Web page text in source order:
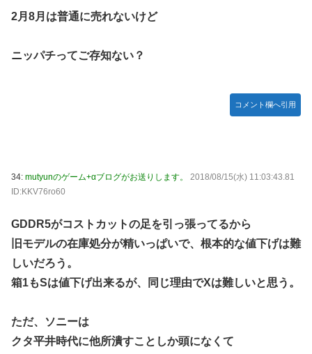
2月8月は普通に売れないけど
ニッパチってご存知ない？
コメント欄へ引用
34: mutyunのゲーム+αブログがお送りします。
2018/08/15(水) 11:03:43.81
ID:KKV76ro60
GDDR5がコストカットの足を引っ張ってるから
旧モデルの在庫処分が精いっぱいで、根本的な値下げは難
しいだろう。
箱1もSは値下げ出来るが、同じ理由でXは難しいと思う。
ただ、ソニーは
クタ平井時代に他所潰すことしか頭になくて